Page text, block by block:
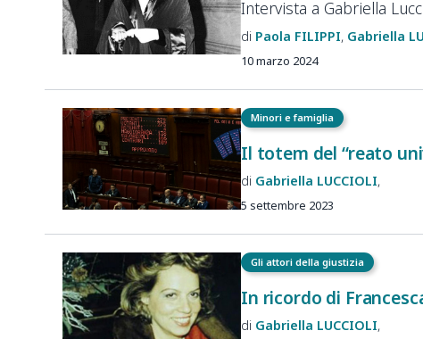
Intervista a Gabriella
Paola FILIPPI Gabriella
10 marzo 2024
Minori e famiglia
Il totem del “reato
Gabriella LUCCIOLI
5 settembre 2023
Gli attori della giustizia
In ricordo di
Gabriella LUCCIOLI